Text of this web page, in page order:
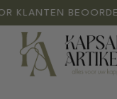
BEOORDEELD